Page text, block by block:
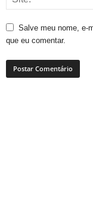
Salve meu nome, e-
que eu comentar.